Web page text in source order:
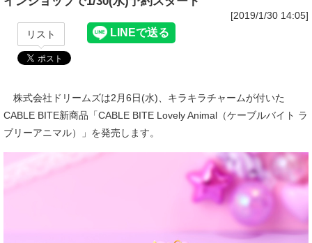
[2019/1/30 14:05]
リスト
株式会社ドリームズは2月6日(水)、キラキラチャームが付いた
CABLE BITE新商品「CABLE BITE Lovely Animal（ケーブルバイト ラ
ブリーアニマル）」を発売します。